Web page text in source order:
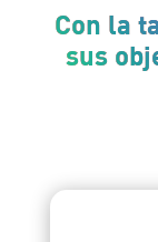
Con la
sus